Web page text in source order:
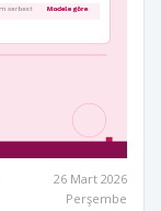
26 Mart 2026
Perşembe